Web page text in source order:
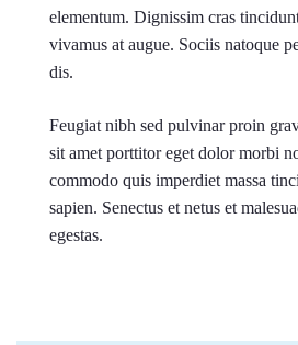
elementum. Dignissim cras
vivamus at augue. Sociis natoque
dis.
Feugiat nibh sed pulvinar proin
sit amet porttitor eget dolor morbi
commodo quis imperdiet massa
sapien. Senectus et netus et
egestas.